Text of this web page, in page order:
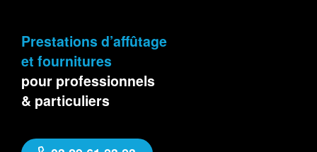
Prestations d’affûtage
et fournitures
pour professionnels
& particuliers